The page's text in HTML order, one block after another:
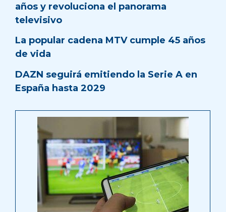
años y revoluciona el panorama
televisivo
La popular cadena MTV cumple 45 años
de vida
DAZN seguirá emitiendo la Serie A en
España hasta 2029